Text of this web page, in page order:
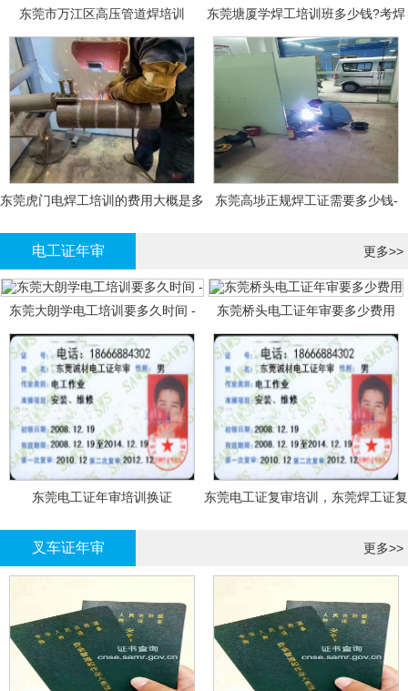
东莞市万江区高压管道焊培训
东莞塘厦学焊工培训班多少钱?考焊
工证大概多少钱?
东莞虎门电焊工培训的费用大概是多
东莞高埗正规焊工证需要多少钱-
电工证年审 更多>>
东莞大朗学电工培训要多久时间 - 东莞桥头电工证年审要多少费用
东莞电工证年审培训换证
东莞电工证复审培训，东莞焊工证复
叉车证年审 更多>>